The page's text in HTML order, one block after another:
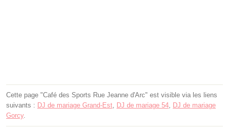
Cette page "Café des Sports Rue Jeanne d'Arc" est visible via les liens
suivants : DJ de mariage Grand-Est DJ de mariage 54 DJ de mariage
Gorcy.